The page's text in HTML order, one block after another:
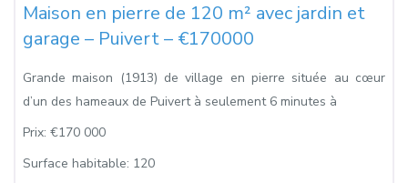
Maison en pierre de 120 m² avec jardin et
garage – Puivert – €170000
Grande maison (1913) de village en pierre située au cœur
d’un des hameaux de Puivert à seulement 6 minutes à
Prix: €170 000
Surface habitable: 120